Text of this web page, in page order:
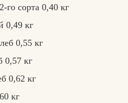
сорта 0,40 кг
0,49 кг
0,55 кг
0,57 кг
0,62 кг
кг